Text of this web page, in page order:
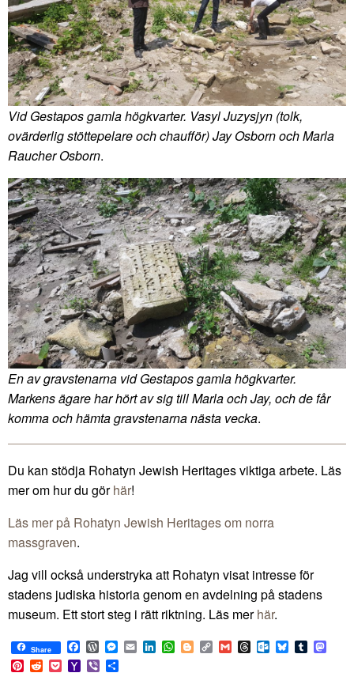
Vid Gestapos gamla högkvarter. Vasyl Juzysjyn (tolk,
ovärderlig stöttepelare och chaufför) Jay Osborn och Marla
Raucher Osborn.
En av gravstenarna vid Gestapos gamla högkvarter.
Markens ägare har hört av sig till Marla och Jay, och de får
komma och hämta gravstenarna nästa vecka.
Du kan stödja Rohatyn Jewish Heritages viktiga arbete. Läs
mer om hur du görhär!
Läs mer på Rohatyn Jewish Heritages om norra
massgraven.
Jag vill också understryka att Rohatyn visat intresse för
stadens judiska historia genom en avdelning på stadens
museum. Ett stort steg i rätt riktning. Läs merhär.
Share Facebook
WordPress
Messenger
EmailLinkedIn
WhatsApp
BloggerCopy
Link
GmailThreadsOutlook.com
BlueskyTumblr
Pinterest
RedditPocketYahoo
Mail
Viber